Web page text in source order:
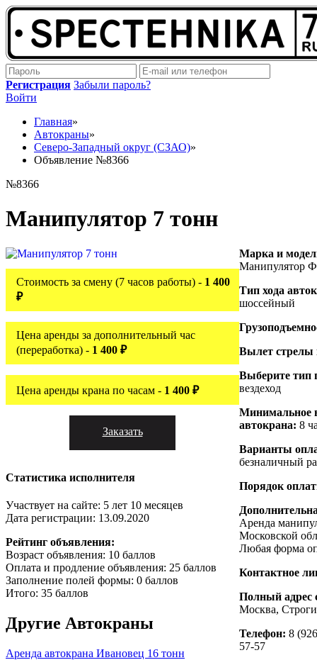
Регистрация Забыли пароль?
Войти
Главная»
Автокраны»
Северо-Западный округ (СЗАО)»
Объявление №8366
№8366
Манипулятор 7 тонн
Стоимость за смену (7 часов работы) - 1 400
₽
Цена аренды за дополнительный час
(переработка) - 1 400 ₽
Цена аренды крана по часам - 1 400 ₽
Заказать
Статистика исполнителя
Участвует на сайте: 5 лет 10 месяцев
Дата регистрации: 13.09.2020
Рейтинг объявления:
Возраст объявления: 10 баллов
Оплата и продление объявления: 25 баллов
Заполнение полей формы: 0 баллов
Итого: 35 баллов
Другие Автокраны
Аренда автокрана Ивановец 16 тонн
Марка и
Манипулятор
Тип хода
шоссейный
Вылет стрелы
Выберите тип
вездеход
Минимальное
автокрана: 8
Варианты
безналичный
Порядок
Аренда
Московской
Любая форма
Контактное
Полный адрес
Москва,
Телефон: 8
57-57